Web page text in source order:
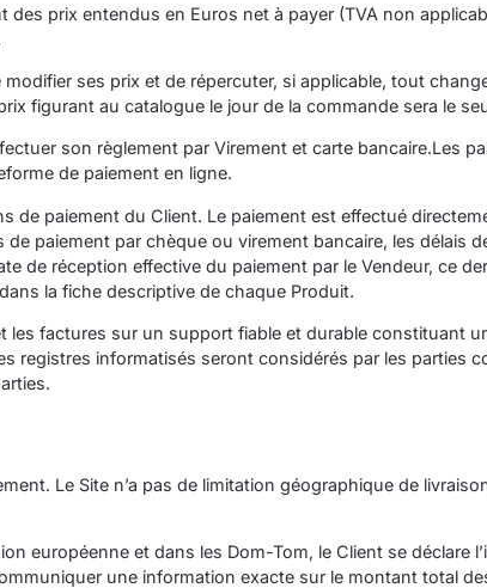
prix entendus en Euros net à payer (TVA non
ses prix et de répercuter, si applicable, tout
figurant au catalogue le jour de la commande sera le
son règlement par Virement et carte bancaire.Les
de paiement en ligne.
de paiement du Client. Le paiement est effectué
paiement par chèque ou virement bancaire, les délais
de réception effective du paiement par le Vendeur, ce
la fiche descriptive de chaque Produit.
factures sur un support fiable et durable constituant
registres informatisés seront considérés par les parties
Le Site n’a pas de limitation géographique de
européenne et dans les Dom-Tom, le Client se déclare
une information exacte sur le montant total